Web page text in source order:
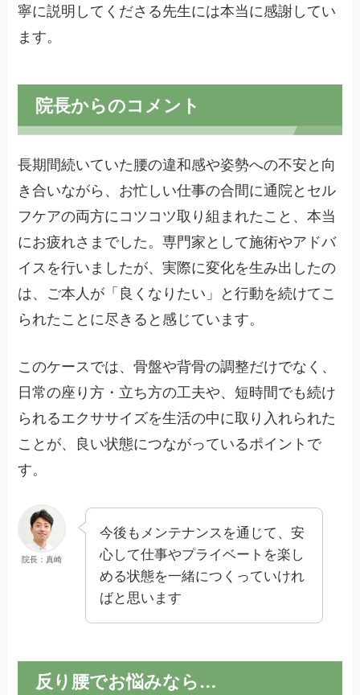
寧に説明してくださる先生には本当に感謝してい
ます。
院長からのコメント
長期間続いていた腰の違和感や姿勢への不安と向
き合いながら、お忙しい仕事の合間に通院とセル
フケアの両方にコツコツ取り組まれたこと、本当
にお疲れさまでした。専門家として施術やアドバ
イスを行いましたが、実際に変化を生み出したの
は、ご本人が「良くなりたい」と行動を続けてこ
られたことに尽きると感じています。
このケースでは、骨盤や背骨の調整だけでなく、
日常の座り方・立ち方の工夫や、短時間でも続け
られるエクササイズを生活の中に取り入れられた
ことが、良い状態につながっているポイントで
す。
院長：真崎
今後もメンテナンスを通じて、安
心して仕事やプライベートを楽し
める状態を一緒につくっていけれ
ばと思います
反り腰でお悩みなら…